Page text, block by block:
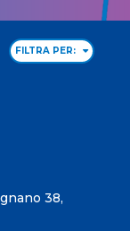
FILTRA PER:
38,